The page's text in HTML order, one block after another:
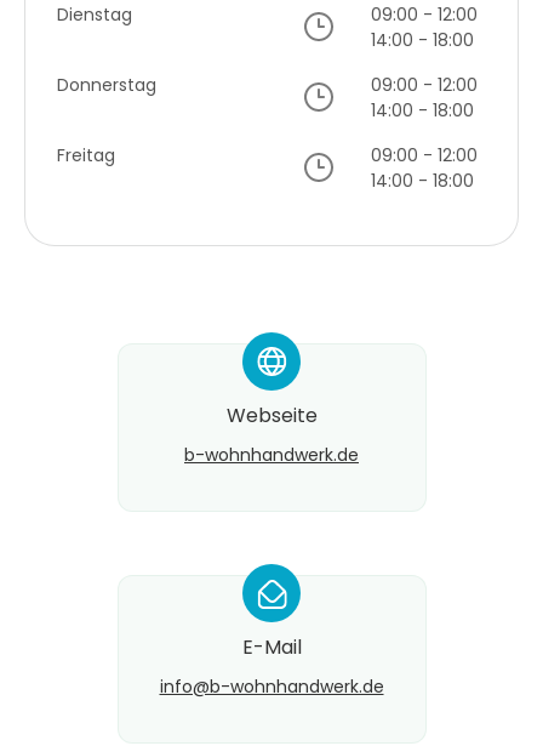
Dienstag
09:00 - 12:00
14:00 - 18:00
Donnerstag
09:00 - 12:00
14:00 - 18:00
Freitag
09:00 - 12:00
14:00 - 18:00
*
Webseite
b-wohnhandwerk.de
*
E-Mail
info@​b-wohnhandwerk.de